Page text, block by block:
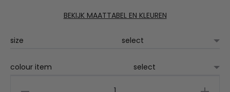
€39.95
BEKIJK MAATTABEL EN KLEUREN
size
colour item